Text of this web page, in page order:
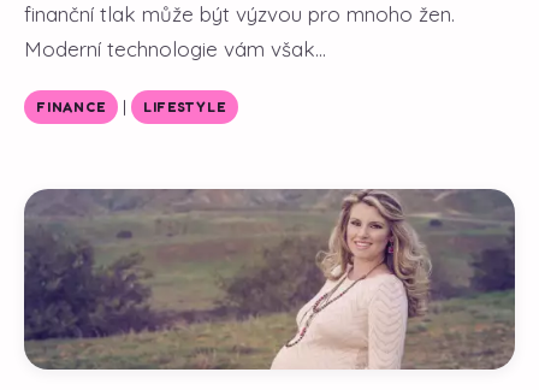
finanční tlak může být výzvou pro mnoho žen.
Moderní technologie vám však...
FINANCE | LIFESTYLE